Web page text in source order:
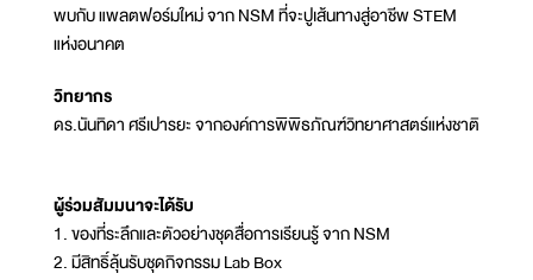
พบกับ แพลตฟอร์มใหม่ จาก NSM ที่จะปูเส้นทางสู่อาชีพ STEM
แห่งอนาคต
วิทยากร
ดร.นันทิดา ศรีเปารยะ จากองค์การพิพิธภัณฑ์วิทยาศาสตร์แห่งชาติ
ผู้ร่วมสัมมนาจะได้รับ
1. ของที่ระลึกและตัวอย่างชุดสื่อการเรียนรู้ จาก NSM
2. มีสิทธิ์ลุ้นรับชุดกิจกรรม Lab Box